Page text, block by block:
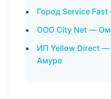
Город Service
ООО City Net —
ИП Yellow Direct
Амуре